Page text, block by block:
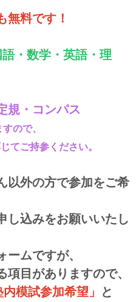
無料です！
語・数学・英語・理
規・コンパス
ので、
ご持参ください。
以外の方で参加をご希
し込みをお願いいたし
ムですが、
目がありますので、
模試参加希望」
と